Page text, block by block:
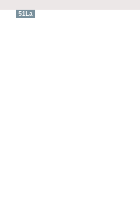
51La